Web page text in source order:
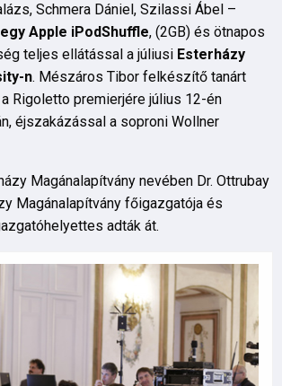
Schmera Dániel, Szilassi Ábel –
Apple iPodShuffle, (2GB) és ötnapos
teljes ellátással a júliusi Esterházy
n. Mészáros Tibor felkészítő tanárt
Rigoletto premierjére július 12-én
éjszakázással a soproni Wollner
Magánalapítvány nevében Dr. Ottrubay
Magánalapítvány főigazgatója és
adták át.